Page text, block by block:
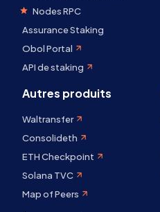
Nodes RPC
Assurance Staking
Obol Portal
API de staking
Autres produits
Waltransfer
Consolideth
ETH Checkpoint
Solana TVC
Map of Peers